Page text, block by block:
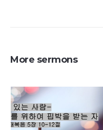
More sermons